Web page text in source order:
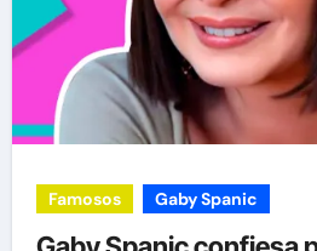
Famosos Gaby Spanic